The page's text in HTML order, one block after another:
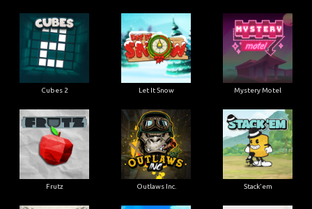
Cubes 2 Let It Snow Mystery Motel
Frutz Outlaws Inc. Stack'em